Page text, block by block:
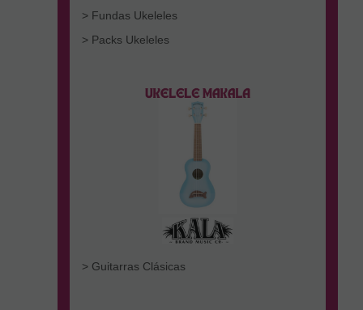
> Fundas Ukeleles
> Packs Ukeleles
> Guitarras Clásicas